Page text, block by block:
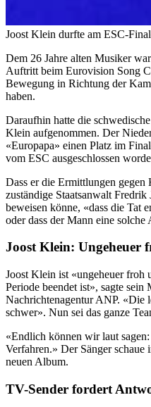
Joost Klein durfte am ESC-
Dem 26 Jahre alten Musiker
Auftritt beim Eurovision Song
Bewegung in Richtung der
haben.
Daraufhin hatte die
Klein aufgenommen. Der
«Europapa» einen Platz im
vom ESC ausgeschlossen
Dass er die Ermittlungen gegen
zuständige Staatsanwalt Fredrik
beweisen könne, «dass die Tat
oder dass der Mann eine solche
Joost Klein: Ungeheuer
Joost Klein ist «ungeheuer froh
Periode beendet ist», sagte sein
Nachrichtenagentur ANP. «Die
schwer». Nun sei das ganze
«Endlich können wir laut
Verfahren.» Der Sänger
neuen Album.
TV-Sender fordert